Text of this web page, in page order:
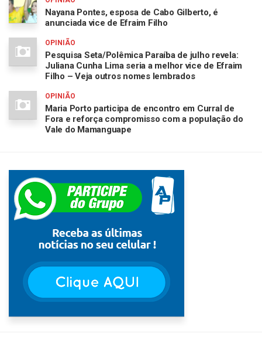
Nayana Pontes, esposa de Cabo Gilberto, é
anunciada vice de Efraim Filho
OPINIÃO
Pesquisa Seta/Polêmica Paraíba de julho revela:
Juliana Cunha Lima seria a melhor vice de Efraim
Filho – Veja outros nomes lembrados
OPINIÃO
Maria Porto participa de encontro em Curral de
Fora e reforça compromisso com a população do
Vale do Mamanguape